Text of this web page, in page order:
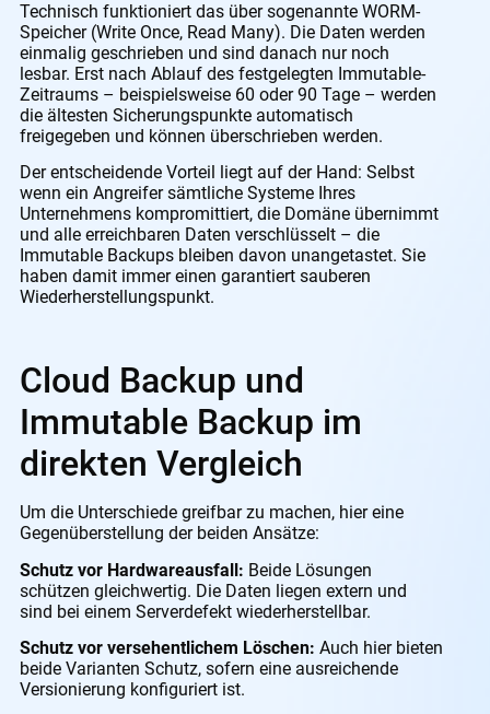
Technisch funktioniert das über sogenannte WORM-
Speicher (Write Once, Read Many). Die Daten werden
einmalig geschrieben und sind danach nur noch
lesbar. Erst nach Ablauf des festgelegten Immutable-
Zeitraums – beispielsweise 60 oder 90 Tage – werden
die ältesten Sicherungspunkte automatisch
freigegeben und können überschrieben werden.
Der entscheidende Vorteil liegt auf der Hand: Selbst
wenn ein Angreifer sämtliche Systeme Ihres
Unternehmens kompromittiert, die Domäne übernimmt
und alle erreichbaren Daten verschlüsselt – die
Immutable Backups bleiben davon unangetastet. Sie
haben damit immer einen garantiert sauberen
Wiederherstellungspunkt.
Cloud Backup und
Immutable Backup im
direkten Vergleich
Um die Unterschiede greifbar zu machen, hier eine
Gegenüberstellung der beiden Ansätze:
Schutz vor Hardwareausfall: Beide Lösungen
schützen gleichwertig. Die Daten liegen extern und
sind bei einem Serverdefekt wiederherstellbar.
Schutz vor versehentlichem Löschen: Auch hier bieten
beide Varianten Schutz, sofern eine ausreichende
Versionierung konfiguriert ist.